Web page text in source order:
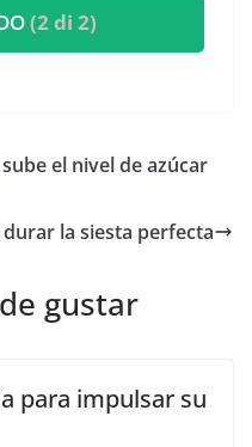
(2 di 2)
el nivel de azúcar
la siesta perfecta
gustar
para impulsar su